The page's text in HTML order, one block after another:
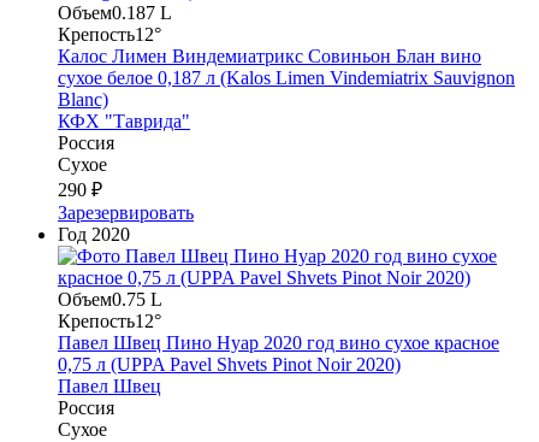
Объем0.187 L
Крепость12°
Калос Лимен Виндемиатрикс Совиньон Блан вино
сухое белое 0,187 л (Kalos Limen Vindemiatrix Sauvignon
Blanc)
КФХ "Таврида"
Россия
Сухое
290 ₽
Зарезервировать
Год 2020
Объем0.75 L
Крепость12°
Павел Швец Пино Нуар 2020 год вино сухое красное
0,75 л (UPPA Pavel Shvets Pinot Noir 2020)
Павел Швец
Россия
Сухое